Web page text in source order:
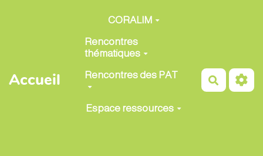
Aller au contenu principal
Accueil
CORALIM
Rencontres
thématiques
Rencontres des PAT
Espace ressources